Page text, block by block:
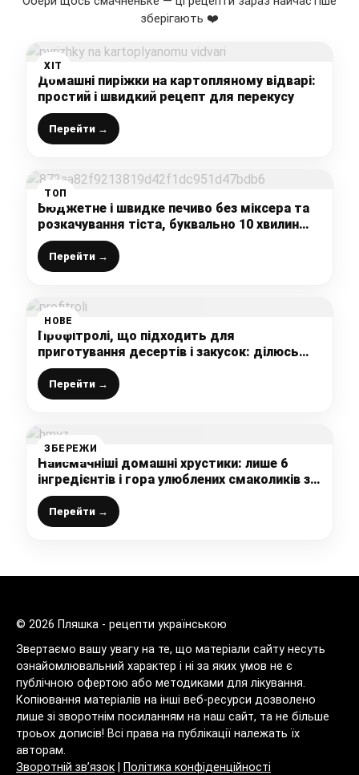
зберігають ❤️
ХІТ
Домашні пиріжки на картопляному відварі:
простий і швидкий рецепт для перекусу
Перейти →
ТОП
Бюджетне і швидке печиво без міксера та
розкачування тіста, буквально 10 хвилин
вашого часу і випічка до чаю готова
Перейти →
НОВЕ
Профітролі, що підходить для
приготування десертів і закусок: ділюсь
вдалим покроковим рецептом смачної
випічки
Перейти →
ЗБЕРЕЖИ
Найсмачніші домашні хрустики: лише 6
інгредієнтів і гора улюблених смаколиків з
дитинства готова
Перейти →
© 2026 Пляшка - рецепти українською
Звертаємо вашу увагу на те, що матеріали сайту несуть
ознайомлювальний характер і ні за яких умов не є
публічною офертою або методиками для лікування.
Копіювання матеріалів на інші веб-ресурси дозволено
лише зі зворотнім посиланням на наш сайт, та не більше
троьох дописів! Всі права на публікації належать їх
авторам.
Зворотній зв’язок
Політика конфіденційності